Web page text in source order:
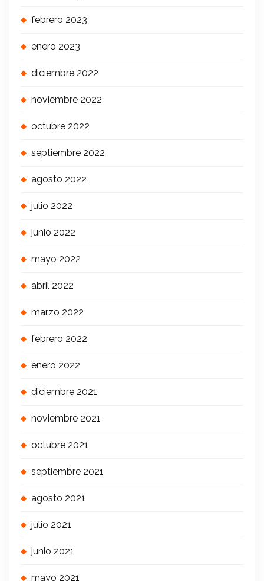
febrero 2023
enero 2023
diciembre 2022
noviembre 2022
octubre 2022
septiembre 2022
agosto 2022
julio 2022
junio 2022
mayo 2022
abril 2022
marzo 2022
febrero 2022
enero 2022
diciembre 2021
noviembre 2021
octubre 2021
septiembre 2021
agosto 2021
julio 2021
junio 2021
mayo 2021